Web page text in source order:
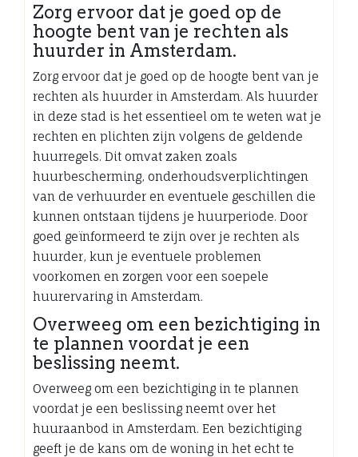
Zorg ervoor dat je goed op de
hoogte bent van je rechten als
huurder in Amsterdam.
Zorg ervoor dat je goed op de hoogte bent van je
rechten als huurder in Amsterdam. Als huurder
in deze stad is het essentieel om te weten wat je
rechten en plichten zijn volgens de geldende
huurregels. Dit omvat zaken zoals
huurbescherming, onderhoudsverplichtingen
van de verhuurder en eventuele geschillen die
kunnen ontstaan tijdens je huurperiode. Door
goed geïnformeerd te zijn over je rechten als
huurder, kun je eventuele problemen
voorkomen en zorgen voor een soepele
huurervaring in Amsterdam.
Overweeg om een bezichtiging in
te plannen voordat je een
beslissing neemt.
Overweeg om een bezichtiging in te plannen
voordat je een beslissing neemt over het
huuraanbod in Amsterdam. Een bezichtiging
geeft je de kans om de woning in het echt te